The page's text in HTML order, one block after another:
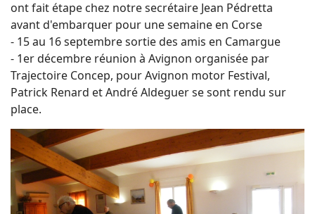
ont fait étape chez notre secrétaire Jean Pédretta
avant d'embarquer pour une semaine en Corse
- 15 au 16 septembre sortie des amis en Camargue
- 1er décembre réunion à Avignon organisée par
Trajectoire Concep, pour Avignon motor Festival,
Patrick Renard et André Aldeguer se sont rendu sur
place.